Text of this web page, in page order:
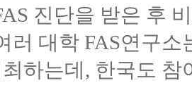
진단을 받은 후
러 대학 FAS연구소
하는데, 한국도 참